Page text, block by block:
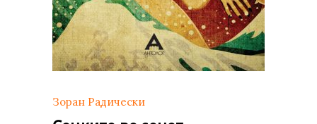
Зоран Радически